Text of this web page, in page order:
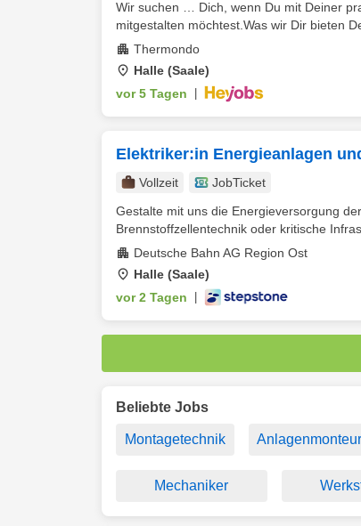
Wir suchen … Dich, wenn Du mit Deiner
mitgestalten möchtest.Was wir Dir bieten
Thermondo
Halle (Saale)
vor 5 Tagen
Elektriker:in Energieanlagen
Vollzeit
JobTicket
Gestalte mit uns die Energieversorgung
Brennstoffzellentechnik oder kritische
Deutsche Bahn AG Region Ost
Halle (Saale)
vor 2 Tagen
Beliebte Jobs
Montagetechnik Anlagenmonteur
Mechaniker